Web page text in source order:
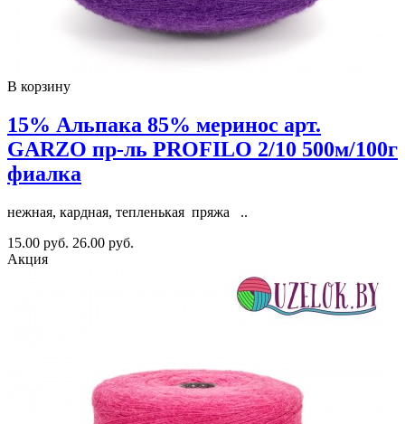
В корзину
15% Альпака 85% меринос арт.
GARZO пр-ль PROFILO 2/10 500м/100г
фиалка
нежная, кардная, тепленькая пряжа ..
15.00 руб. 26.00 руб.
Акция